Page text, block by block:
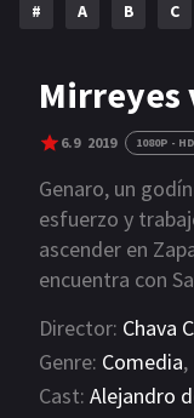
AÑOS
2023
2021
2019
2014
2002
# A B C
Mirreyes
6.9 2019 1080P - HD
Genaro, un
esfuerzo y
ascender en
encuentra con
empresa y sacar
en esta tribu,
vencidos tan
Director: Chava
Genre: Comedia,
Cast: Alejandro